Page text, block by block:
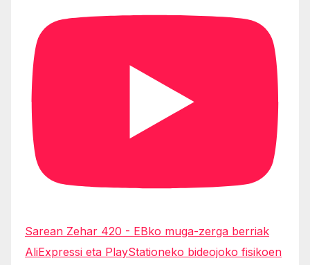
Sarean Zehar 420 - EBko muga-zerga berriak
AliExpressi eta PlayStationeko bideojoko fisikoen